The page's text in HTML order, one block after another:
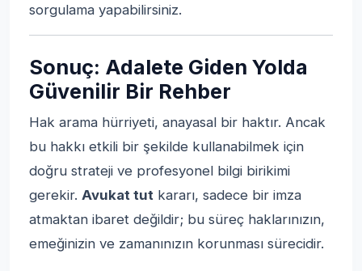
sorgulama yapabilirsiniz.
Sonuç: Adalete Giden Yolda
Güvenilir Bir Rehber
Hak arama hürriyeti, anayasal bir haktır. Ancak
bu hakkı etkili bir şekilde kullanabilmek için
doğru strateji ve profesyonel bilgi birikimi
gerekir. Avukat tut kararı, sadece bir imza
atmaktan ibaret değildir; bu süreç haklarınızın,
emeğinizin ve zamanınızın korunması sürecidir.